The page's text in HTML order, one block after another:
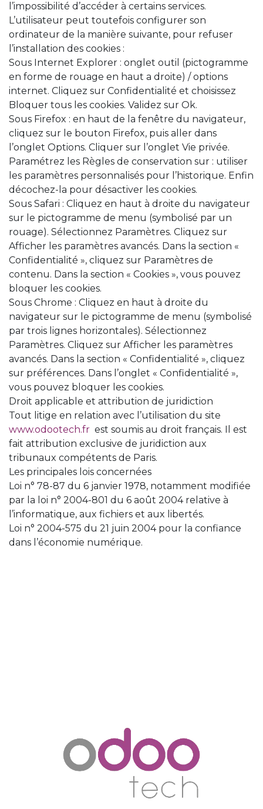
l’impossibilité d’accéder à certains services.
L’utilisateur peut toutefois configurer son
ordinateur de la manière suivante, pour refuser
l’installation des cookies :
Sous Internet Explorer : onglet outil (pictogramme
en forme de rouage en haut a droite) / options
internet. Cliquez sur Confidentialité et choisissez
Bloquer tous les cookies. Validez sur Ok.
Sous Firefox : en haut de la fenêtre du navigateur,
cliquez sur le bouton Firefox, puis aller dans
l’onglet Options. Cliquer sur l’onglet Vie privée.
Paramétrez les Règles de conservation sur : utiliser
les paramètres personnalisés pour l’historique. Enfin
décochez-la pour désactiver les cookies.
Sous Safari : Cliquez en haut à droite du navigateur
sur le pictogramme de menu (symbolisé par un
rouage). Sélectionnez Paramètres. Cliquez sur
Afficher les paramètres avancés. Dans la section «
Confidentialité », cliquez sur Paramètres de
contenu. Dans la section « Cookies », vous pouvez
bloquer les cookies.
Sous Chrome : Cliquez en haut à droite du
navigateur sur le pictogramme de menu (symbolisé
par trois lignes horizontales). Sélectionnez
Paramètres. Cliquez sur Afficher les paramètres
avancés. Dans la section « Confidentialité », cliquez
sur préférences. Dans l’onglet « Confidentialité »,
vous pouvez bloquer les cookies.
Droit applicable et attribution de juridiction
Tout litige en relation avec l’utilisation du site
www.odootech.fr est soumis au droit français. Il est
fait attribution exclusive de juridiction aux
tribunaux compétents de Paris.
Les principales lois concernées
Loi n° 78-87 du 6 janvier 1978, notamment modifiée
par la loi n° 2004-801 du 6 août 2004 relative à
l’informatique, aux fichiers et aux libertés.
Loi n° 2004-575 du 21 juin 2004 pour la confiance
dans l’économie numérique.